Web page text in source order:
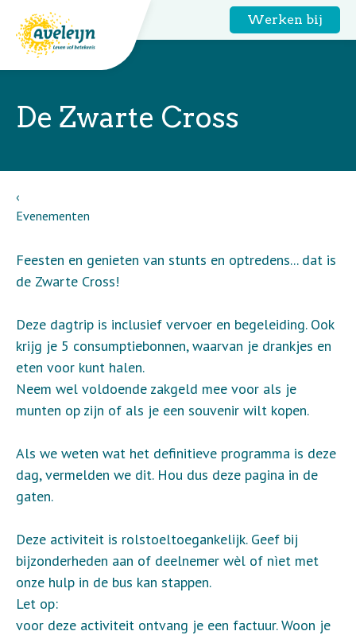
Werken bij
De Zwarte Cross
Evenementen
Feesten en genieten van stunts en optredens... dat is
de Zwarte Cross!
Deze dagtrip is inclusief vervoer en begeleiding. Ook
krijg je 5 consumptiebonnen, waarvan je drankjes en
eten voor kunt halen.
Neem wel voldoende zakgeld mee voor als je
munten op zijn of als je een souvenir wilt kopen.
Als we weten wat het definitieve programma is deze
dag, vermelden we dit. Hou dus deze pagina in de
gaten.
Deze activiteit is rolstoeltoegankelijk. Geef bij
bijzonderheden aan of deelnemer wèl of nìet met
onze hulp in de bus kan stappen.
Let op:
voor deze activiteit ontvang je een factuur. Woon je